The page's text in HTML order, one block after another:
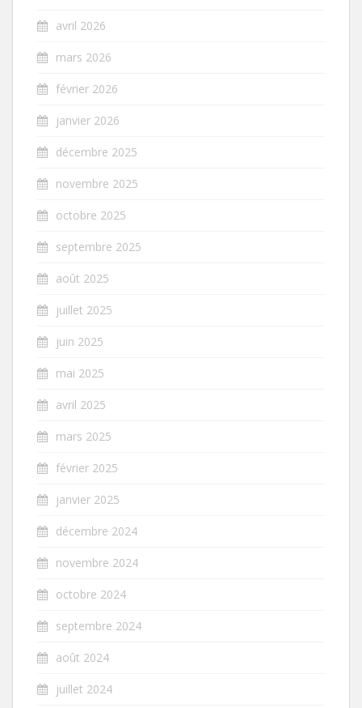
avril 2026
mars 2026
février 2026
janvier 2026
décembre 2025
novembre 2025
octobre 2025
septembre 2025
août 2025
juillet 2025
juin 2025
mai 2025
avril 2025
mars 2025
février 2025
janvier 2025
décembre 2024
novembre 2024
octobre 2024
septembre 2024
août 2024
juillet 2024